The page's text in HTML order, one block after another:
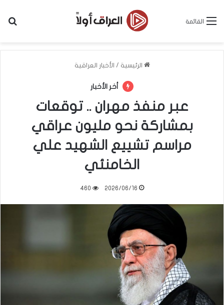
القائمة
الرئيسية / الأخبار العراقية
أخر الأخبار
عبر منفذ مهران .. توقعات
بمشاركة نحو مليون عراقي
مراسم تشييع الشهيد علي
الخامنئي
2026/06/16
460